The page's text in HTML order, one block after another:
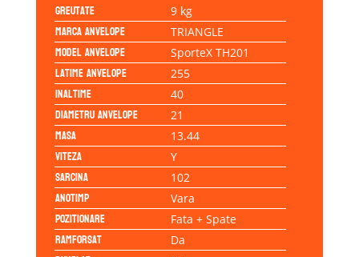
Greutate 9 kg
Marca anvelope TRIANGLE
Model anvelope SporteX TH201
Latime anvelope 255
Inaltime 40
Diametru anvelope 21
Masa 13.44
Viteza Y
Sarcina 102
Anotimp Vara
Pozitionare Fata + Spate
Ramforsat Da